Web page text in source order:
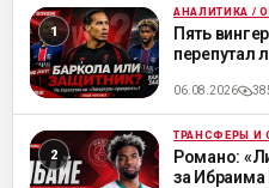
ML АНАЛИТИКА /
Пять
перепутал
06.08.2026
ML ТРАНСФЕРЫ И
Романо:
за